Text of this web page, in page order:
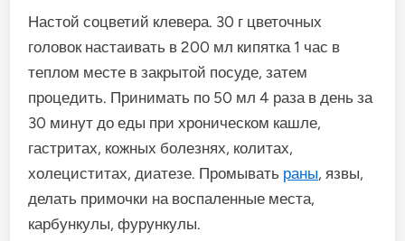
Настой соцветий клевера. 30 г цветочных
головок настаивать в 200 мл кипятка 1 час в
теплом месте в закрытой посуде, затем
процедить. Принимать по 50 мл 4 раза в день за
30 минут до еды при хроническом кашле,
гастритах, кожных болезнях, колитах,
холециститах, диатезе. Промывать раны, язвы,
делать примочки на воспаленные места,
карбункулы, фурункулы.